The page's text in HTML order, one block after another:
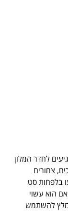
לחדר המלון
צחורים
בלפחות סט
הוא עשוי
להשתמש